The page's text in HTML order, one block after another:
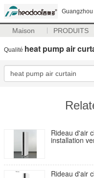
Maison PRODUITS
Qualité heat pump air
Rideau d'air
installation
Rideau d'air